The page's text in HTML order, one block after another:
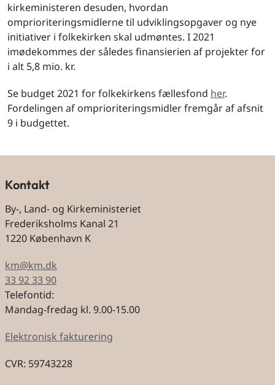
kirkeministeren desuden, hvordan
omprioriteringsmidlerne til udviklingsopgaver og nye
initiativer i folkekirken skal udmøntes. I 2021
imødekommes der således finansierien af projekter for
i alt 5,8 mio. kr.
Se budget 2021 for folkekirkens fællesfond her.
Fordelingen af omprioriteringsmidler fremgår af afsnit
9 i budgettet.
Kontakt
By-, Land- og Kirkeministeriet
Frederiksholms Kanal 21
1220 København K
km@km.dk
33 92 33 90
Telefontid:
Mandag-fredag kl. 9.00-15.00
Elektronisk fakturering
CVR: 59743228